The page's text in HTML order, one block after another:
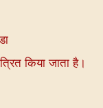
किया जाता है।